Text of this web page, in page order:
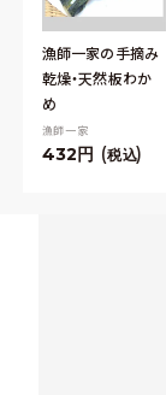
漁師一家の手摘み
乾燥・天然板わか
め
漁師一家
432 税込